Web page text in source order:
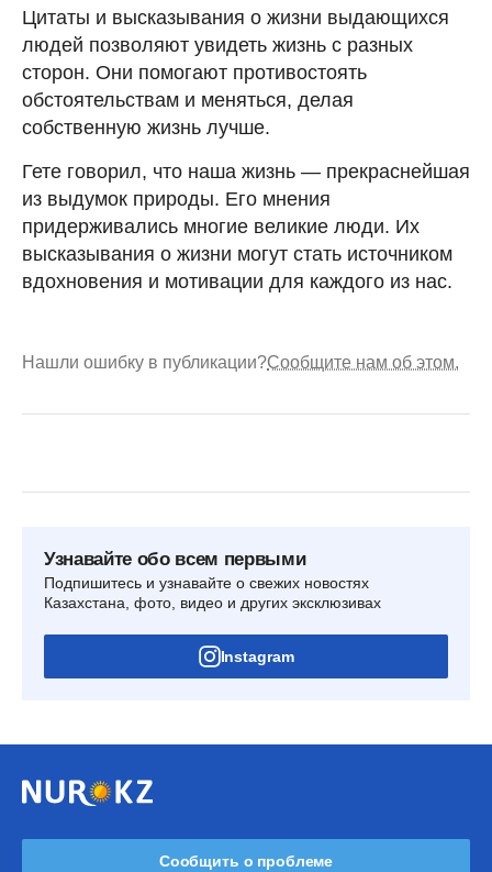
Цитаты и высказывания о жизни выдающихся
людей позволяют увидеть жизнь с разных
сторон. Они помогают противостоять
обстоятельствам и меняться, делая
собственную жизнь лучше.
Гете говорил, что наша жизнь ― прекраснейшая
из выдумок природы. Его мнения
придерживались многие великие люди. Их
высказывания о жизни могут стать источником
вдохновения и мотивации для каждого из нас.
Нашли ошибку в публикации?Сообщите нам об этом.
Узнавайте обо всем первыми
Подпишитесь и узнавайте о свежих новостях
Казахстана, фото, видео и других эксклюзивах
Instagram
Сообщить о проблеме